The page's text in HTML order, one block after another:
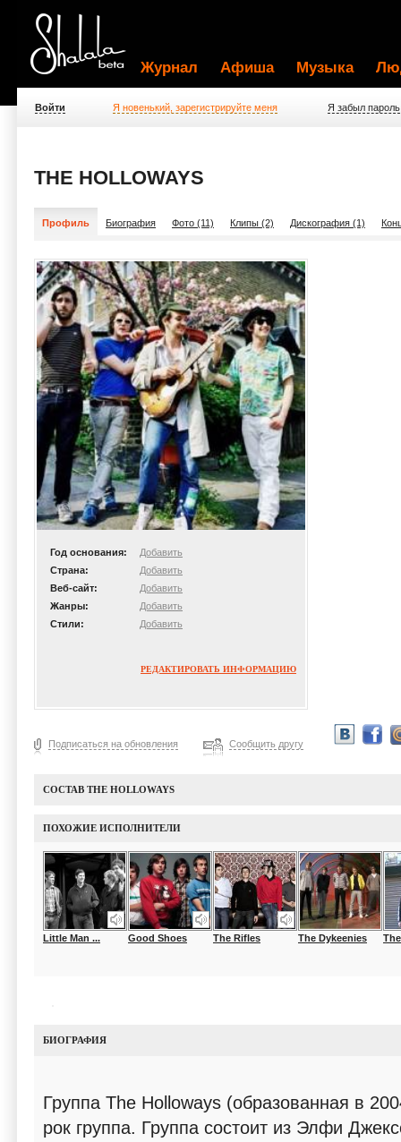
Журнал Афиша Музыка
Войти Я новенький, зарегистрируйте меня Я забыл пароль
THE HOLLOWAYS
Профиль Биография Фото (11) Клипы (2) Дискография (1)
Год основания:
Добавить
Страна:
Добавить
Веб-сайт:
Добавить
Жанры:
Добавить
Стили:
Добавить
РЕДАКТИРОВАТЬ ИНФОРМАЦИЮ
Подписаться на обновления Сообщить другу
СОСТАВ THE HOLLOWAYS
ПОХОЖИЕ ИСПОЛНИТЕЛИ
Little Man ... Good Shoes The Rifles The Dykeenies
БИОГРАФИЯ
Группа The Holloways (образованная в
рок группа. Группа состоит из Элфи